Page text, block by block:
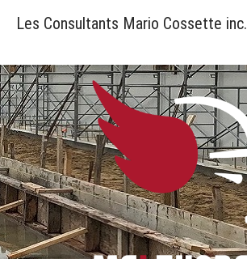
Les Consultants Mario Cossette inc.